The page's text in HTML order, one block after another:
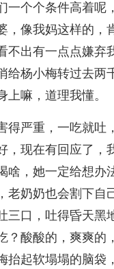
一个个条件高着呢
，像我妈这样的，
不出有一点点嫌弃
给杨小梅转过去两
嘛，道理我懂。
得严重，一吃就吐
，现在有回应了，
啥，她一定给想办
老奶奶也会割下自
三口，吐得昏天黑
？酸酸的，爽爽的
抬起软塌塌的脑袋